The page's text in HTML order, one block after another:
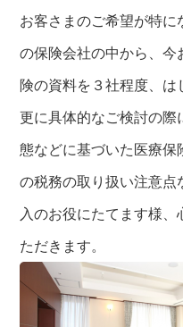
お客さまのご希望が特に
の保険会社の中から、今
険の資料を３社程度、は
更に具体的なご検討の際
態などに基づいた医療保
の税務の取り扱い注意
入のお役にたてます様
ただきます。